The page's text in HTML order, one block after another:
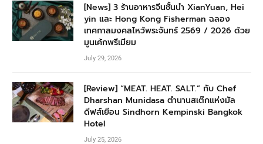
[News] 3 ร้านอาหารจีนชั้นนำ XianYuan, Hei
yin และ Hong Kong Fisherman ฉลอง
เทศกาลมงคลไหว้พระจันทร์ 2569 / 2026 ด้วย
มูนเค้กพรีเมียม
July 29, 2026
[Review] “MEAT. HEAT. SALT.” กับ Chef
Dharshan Munidasa ตำนานสเต๊กแห่งมัล
ดีฟส์เยือน Sindhorn Kempinski Bangkok
Hotel
July 25, 2026